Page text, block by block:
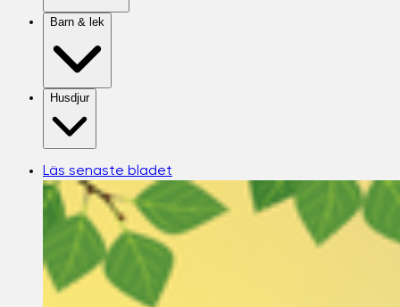
Barn & lek
Husdjur
Läs senaste bladet